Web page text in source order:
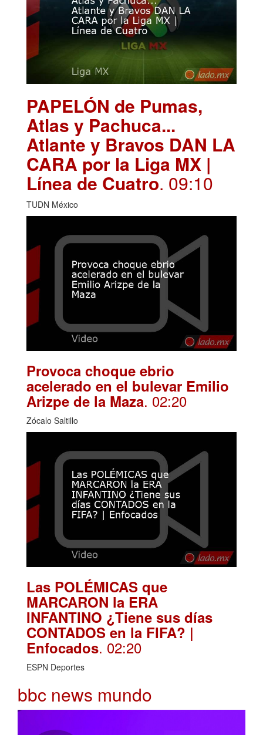
PAPELÓN de Pumas,
Atlas y Pachuca...
Atlante y Bravos DAN LA
CARA por la Liga MX |
Línea de Cuatro. 09:10
TUDN México
Provoca choque ebrio
acelerado en el bulevar Emilio
Arizpe de la Maza. 02:20
Zócalo Saltillo
Las POLÉMICAS que
MARCARON la ERA
INFANTINO ¿Tiene sus días
CONTADOS en la FIFA? |
Enfocados. 02:20
ESPN Deportes
bbc news mundo